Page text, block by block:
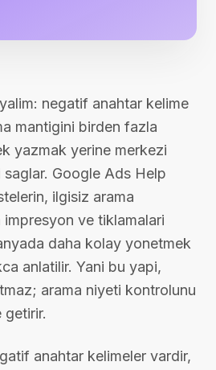
negatif anahtar kelime
mantigini birden fazla
yazmak yerine merkezi
Google Ads Help
ilgisiz arama
ve tiklamalari
daha kolay yonetmek
anlatilir. Yani bu yapi,
arama niyeti kontrolunu
getirir.
anahtar kelimeler vardir,